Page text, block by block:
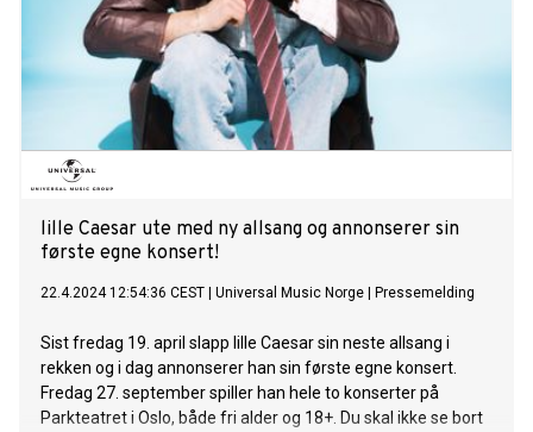
man føler seg selv, e d digg med musikk som passer
vibben.» - forteller Kamelen. Kamelen er kjent for sin harde
musikk, direkte og ærlige tekster og unike stil. Med en
kompromissløs stil i både tekst og produksjon er han en av
Norges høyest respekterte rappere, og en ubestridt ener når
det kommer til å bringe lyden av gata til et stort publikum.
«Varig mén
lille Caesar ute med ny allsang og annonserer sin
første egne konsert!
22.4.2024 12:54:36 CEST Universal Music Norge Pressemelding
Sist fredag 19. april slapp lille Caesar sin neste allsang i
rekken og i dag annonserer han sin første egne konsert.
Fredag 27. september spiller han hele to konserter på
Parkteatret i Oslo, både fri alder og 18+. Du skal ikke se bort